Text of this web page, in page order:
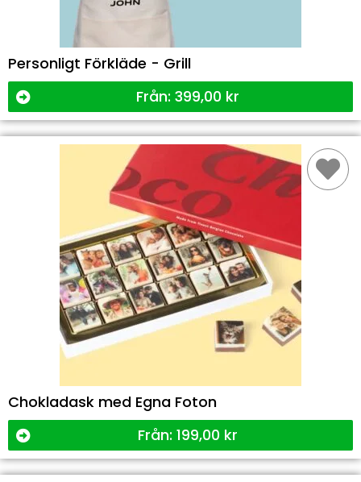
Personligt Förkläde - Grill
Från: 399,00 kr
Chokladask med Egna Foton
Från: 199,00 kr